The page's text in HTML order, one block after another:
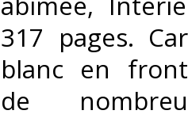
317 pages.
blanc en
de